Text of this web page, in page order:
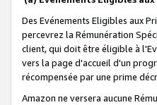
Des Evénements Eligibles aux
percevrez la Rémunération
client, qui doit être éligible à
vers la page d'accueil d'un
récompensée par une prime
Amazon ne versera aucune